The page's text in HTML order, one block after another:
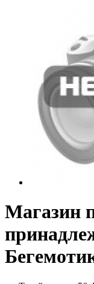
Магазин